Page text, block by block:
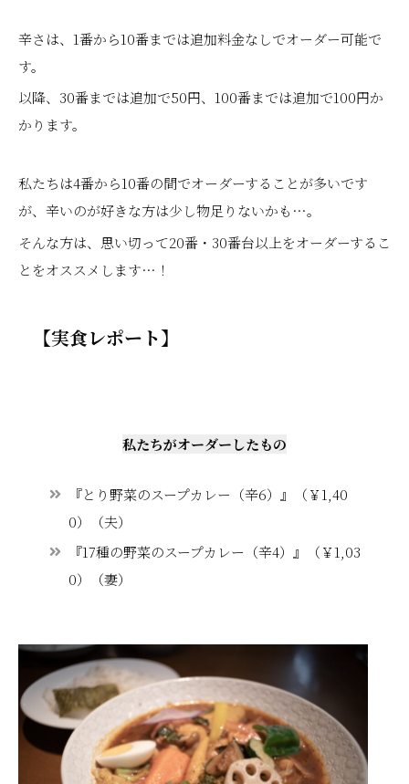
辛さは、1番から10番までは追加料金なしでオーダー可能で
す。
以降、30番までは追加で50円、100番までは追加で100円か
かります。
私たちは4番から10番の間でオーダーすることが多いです
が、辛いのが好きな方は少し物足りないかも…。
そんな方は、思い切って20番・30番台以上をオーダーするこ
とをオススメします…！
【実食レポート】
私たちがオーダーしたもの
『とり野菜のスープカレー（辛6）』（￥1,40
0）（夫）
『17種の野菜のスープカレー（辛4）』（￥1,03
0）（妻）